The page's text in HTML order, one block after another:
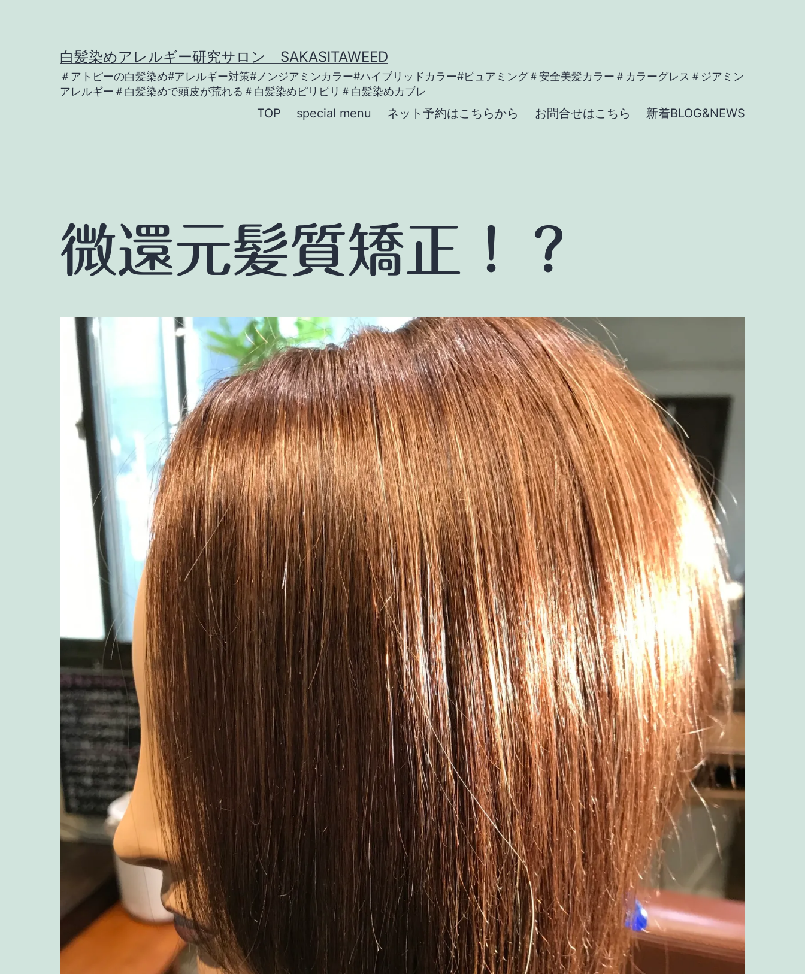
白髪染めアレルギー研究サロン SAKASITAWEED
＃アトピーの白髪染め#アレルギー対策#ノンジアミンカラー#ハイブリッドカラー#ピュアミング＃安全美髪カラー＃カラーグレス＃ジアミン
アレルギー＃白髪染めで頭皮が荒れる＃白髪染めピリピリ＃白髪染めカブレ
TOP special menu ネット予約はこちらから お問合せはこちら 新着BLOG&NEWS
微還元髪質矯正！？